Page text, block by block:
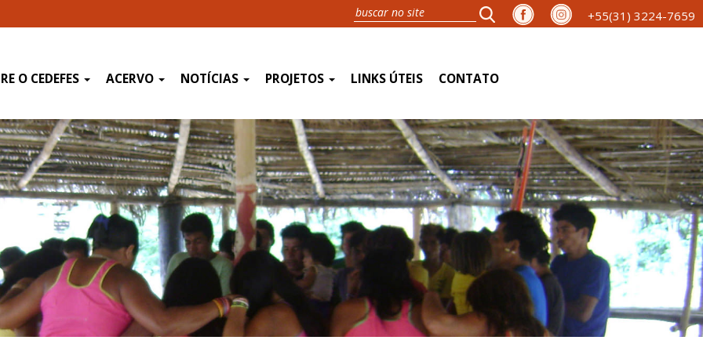
+55(31) 3224-7659
O CEDEFES ACERVO NOTÍCIAS PROJETOS LINKS ÚTEIS CONTATO